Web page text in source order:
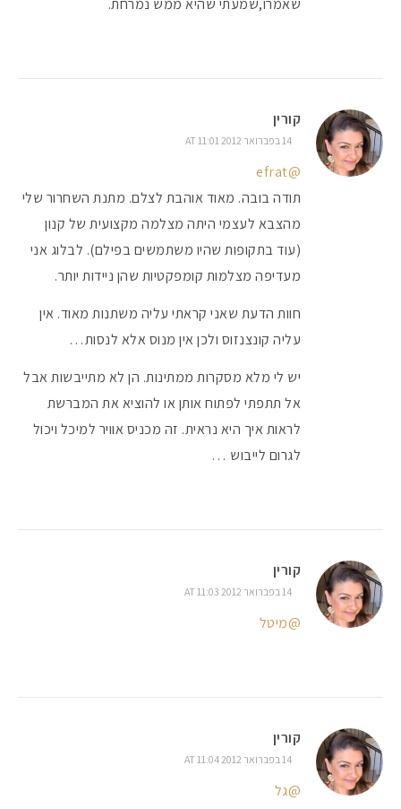
שאמרו,שמעתי שהיא ממש נמרחת.
קורין
14 בפברואר 2012 AT 11:01
@efrat
תודה בובה. מאוד אוהבת לצלם. מתנת השחרור שלי
מהצבא לעצמי היתה מצלמה מקצועית של קנון
(עוד בתקופות שהיו משתמשים בפילם). לבלוג אני
מעדיפה מצלמות קומפקטיות שהן ניידות יותר.
חוות הדעת שאני קראתי עליה משתנות מאוד. אין
עליה קונצנזוס ולכן אין מנוס אלא לנסות…
יש לי מלא מסקרות ממתינות. הן לא מתייבשות אבל
אל תתפתי לפתוח אותן או להוציא את המברשת
לראות איך היא נראית. זה מכניס אוויר למיכל ויכול
לגרום לייבוש …
קורין
14 בפברואר 2012 AT 11:03
@מיטל
קורין
14 בפברואר 2012 AT 11:04
@גל